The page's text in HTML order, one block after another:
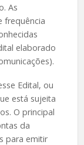
As
frequência
elaborado
Edital, ou
está sujeita
O principal
da
para emitir